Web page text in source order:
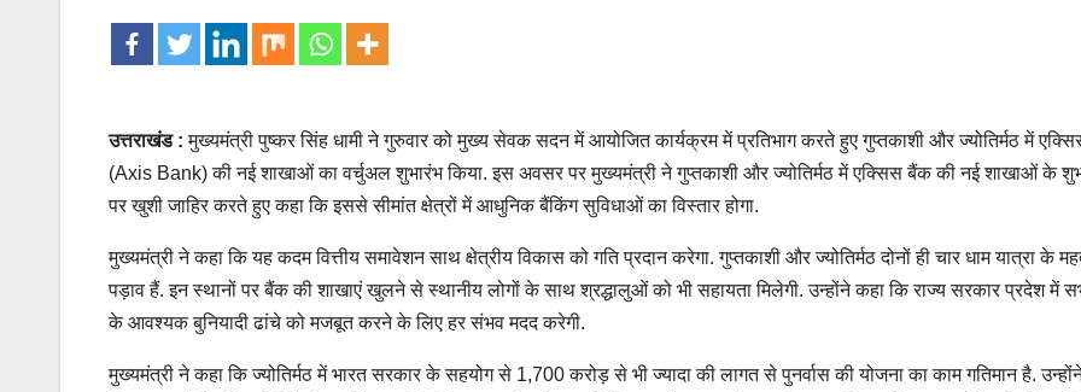
उत्तराखंड : मुख्यमंत्री पुष्कर सिंह धामी ने गुरुवार को मुख्य सेवक सदन में आयोजित कार्यक्रम में प्रतिभाग करते हुए गुप्तकाशी और ज्योतिर्मठ में
(Axis Bank) की नई शाखाओं का वर्चुअल शुभारंभ किया. इस अवसर पर मुख्यमंत्री ने गुप्तकाशी और ज्योतिर्मठ में एक्सिस बैंक की नई शाखाओं के
पर खुशी जाहिर करते हुए कहा कि इससे सीमांत क्षेत्रों में आधुनिक बैंकिंग सुविधाओं का विस्तार होगा.
मुख्यमंत्री ने कहा कि यह कदम वित्तीय समावेशन साथ क्षेत्रीय विकास को गति प्रदान करेगा. गुप्तकाशी और ज्योतिर्मठ दोनों ही चार धाम यात्रा के
पड़ाव हैं. इन स्थानों पर बैंक की शाखाएं खुलने से स्थानीय लोगों के साथ श्रद्धालुओं को भी सहायता मिलेगी. उन्होंने कहा कि राज्य सरकार प्रदेश में
के आवश्यक बुनियादी ढांचे को मजबूत करने के लिए हर संभव मदद करेगी.
मुख्यमंत्री ने कहा कि ज्योतिर्मठ में भारत सरकार के सहयोग से 1,700 करोड़ से भी ज्यादा की लागत से पुनर्वास की योजना का काम गतिमान है.